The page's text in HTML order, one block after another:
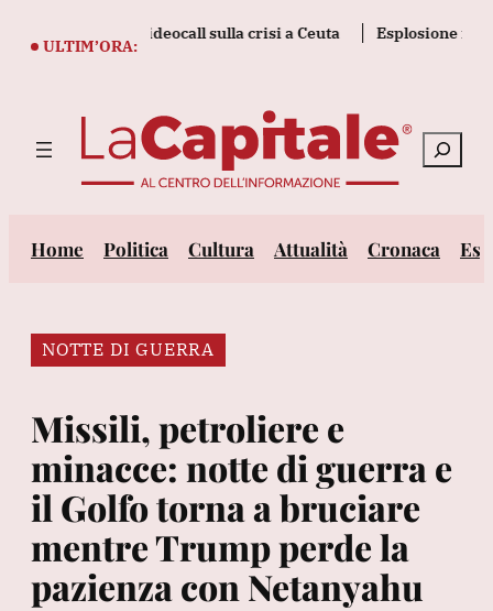
ULTIM’ORA:
riunione in videocall sulla crisi a Ceuta Esplosione in un
Cerca
Home Politica Cultura Attualità Cronaca
NOTTE DI GUERRA
Missili, petroliere e
minacce: notte di guerra e
il Golfo torna a bruciare
mentre Trump perde la
pazienza con Netanyahu